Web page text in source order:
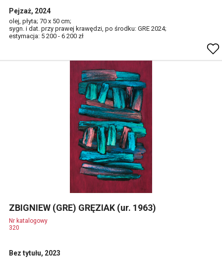
Pejzaż, 2024
olej, płyta; 70 x 50 cm;
sygn. i dat. przy prawej krawędzi, po środku: GRE 2024;
estymacja: 5 200 - 6 200 zł
ZBIGNIEW (GRE) GRĘZIAK (ur. 1963)
Nr katalogowy
320
Bez tytułu, 2023